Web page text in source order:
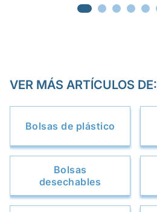
VER MÁS ARTÍCULOS DE:
Bolsas de plástico
Bolsas
desechables